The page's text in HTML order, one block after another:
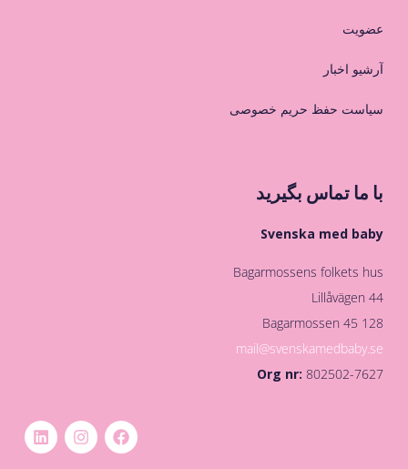
عضویت
آرشیو اخبار
سیاست حفظ حریم خصوصی
با ما تماس بگیرید
Svenska med baby
Bagarmossens folkets hus
Lillåvägen 44
128 45 Bagarmossen
mail@svenskamedbaby.se
Org nr:802502-7627